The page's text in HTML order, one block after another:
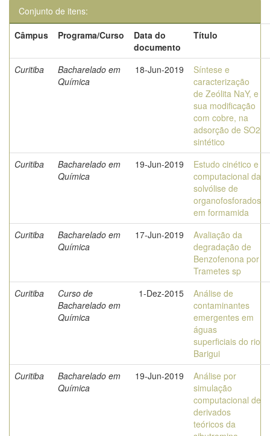
Conjunto de itens:
Câmpus
Programa/Curso
Data do
documento
Título
Curitiba
Bacharelado em
Química
18-Jun-2019
Síntese e
caracterização
de Zeólita NaY, e
sua modificação
com cobre, na
adsorção de SO2
sintético
Curitiba
Bacharelado em
Química
19-Jun-2019
Estudo cinético e
computacional da
solvólise de
organofosforados
em formamida
Curitiba
Bacharelado em
Química
17-Jun-2019
Avaliação da
degradação de
Benzofenona por
Trametes sp
Curitiba
Curso de
Bacharelado em
Química
1-Dez-2015
Análise de
contaminantes
emergentes em
águas
superficiais do rio
Barigui
Curitiba
Bacharelado em
Química
19-Jun-2019
Análise por
simulação
computacional de
derivados
teóricos da